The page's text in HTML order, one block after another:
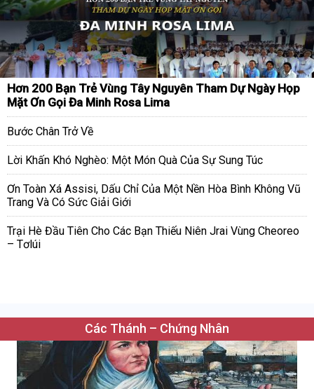
Hơn 200 Bạn Trẻ Vùng Tây Nguyên Tham Dự Ngày Họp
Mặt Ơn Gọi Đa Minh Rosa Lima
Bước Chân Trở Về
Lời Khấn Khó Nghèo: Một Món Quà Của Sự Sung Túc
Ơn Toàn Xá Assisi, Dấu Chỉ Của Một Nền Hòa Bình Không Vũ
Trang Và Có Sức Giải Giới
Trại Hè Đầu Tiên Cho Các Bạn Thiếu Niên Jrai Vùng Cheoreo
– Tơlúi
Các Thánh – Chứng Nhân